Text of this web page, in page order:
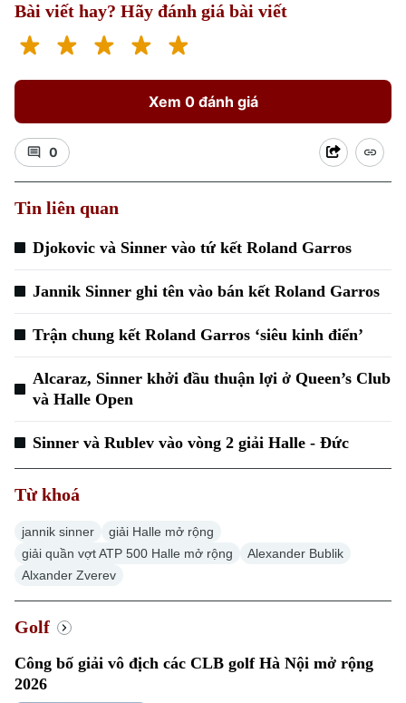
Bài viết hay? Hãy đánh giá bài viết
Xem 0 đánh giá
0
Tin liên quan
Djokovic và Sinner vào tứ kết Roland Garros
Jannik Sinner ghi tên vào bán kết Roland Garros
Trận chung kết Roland Garros ‘siêu kinh điển’
Alcaraz, Sinner khởi đầu thuận lợi ở Queen’s Club
và Halle Open
Sinner và Rublev vào vòng 2 giải Halle - Đức
Từ khoá
jannik sinner
giải Halle mở rộng
giải quần vợt ATP 500 Halle mở rộng
Alexander Bublik
Alxander Zverev
Golf
Công bố giải vô địch các CLB golf Hà Nội mở rộng
2026